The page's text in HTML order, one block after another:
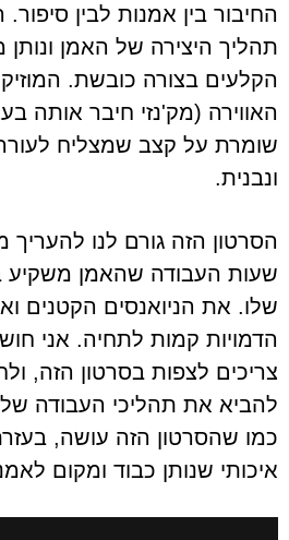
החיבור בין אמנות לבין
תהליך היצירה של האמן
הקלעים בצורה כובשת.
האווירה (מק'נזי חיבר אותה
שומרת על קצב שמצליח
ונבנית.
הסרטון הזה גורם לנו
שעות העבודה שהאמן משקיע
שלו. את הניואנסים הקטנים
הדמויות קמות לתחיה. אני
צריכים לצפות בסרטון הזה,
להביא את תהליכי העבודה
כמו שהסרטון הזה עושה, בעזרת
איכותי שנותן כבוד ומקום